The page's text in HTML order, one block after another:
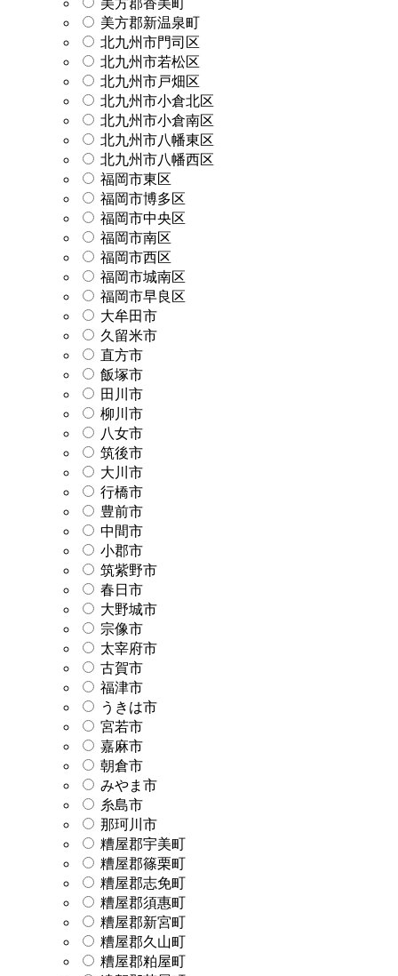
美方郡新温泉町
北九州市門司区
北九州市若松区
北九州市戸畑区
北九州市小倉北区
北九州市小倉南区
北九州市八幡東区
北九州市八幡西区
福岡市東区
福岡市博多区
福岡市中央区
福岡市南区
福岡市西区
福岡市城南区
福岡市早良区
大牟田市
久留米市
直方市
飯塚市
田川市
柳川市
八女市
筑後市
大川市
行橋市
豊前市
中間市
小郡市
筑紫野市
春日市
大野城市
宗像市
太宰府市
古賀市
福津市
うきは市
宮若市
嘉麻市
朝倉市
みやま市
糸島市
那珂川市
糟屋郡宇美町
糟屋郡篠栗町
糟屋郡志免町
糟屋郡須惠町
糟屋郡新宮町
糟屋郡久山町
糟屋郡粕屋町